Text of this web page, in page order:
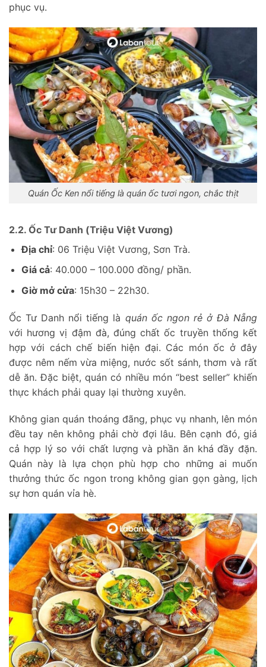
phục vụ.
Quán Ốc Ken nổi tiếng là quán ốc tươi ngon, chắc thịt
2.2. Ốc Tư Danh (Triệu Việt Vương)
Địa chỉ: 06 Triệu Việt Vương, Sơn Trà.
Giá cả: 40.000 – 100.000 đồng/ phần.
Giờ mở cửa: 15h30 – 22h30.
Ốc Tư Danh nổi tiếng là quán ốc ngon rẻ ở Đà Nẵng
với hương vị đậm đà, đúng chất ốc truyền thống kết
hợp với cách chế biến hiện đại. Các món ốc ở đây
được nêm nếm vừa miệng, nước sốt sánh, thơm và rất
dễ ăn. Đặc biệt, quán có nhiều món “best seller” khiến
thực khách phải quay lại thường xuyên.
Không gian quán thoáng đãng, phục vụ nhanh, lên món
đều tay nên không phải chờ đợi lâu. Bên cạnh đó, giá
cả hợp lý so với chất lượng và phần ăn khá đầy đặn.
Quán này là lựa chọn phù hợp cho những ai muốn
thưởng thức ốc ngon trong không gian gọn gàng, lịch
sự hơn quán vỉa hè.